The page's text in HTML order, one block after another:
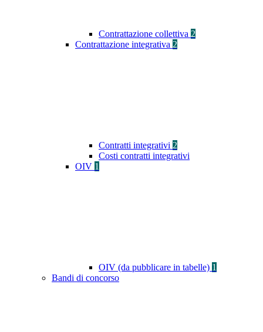
Contrattazione collettiva 2
Contrattazione integrativa 2
Contratti integrativi 2
Costi contratti integrativi
OIV 1
OIV (da pubblicare in tabelle) 1
Bandi di concorso